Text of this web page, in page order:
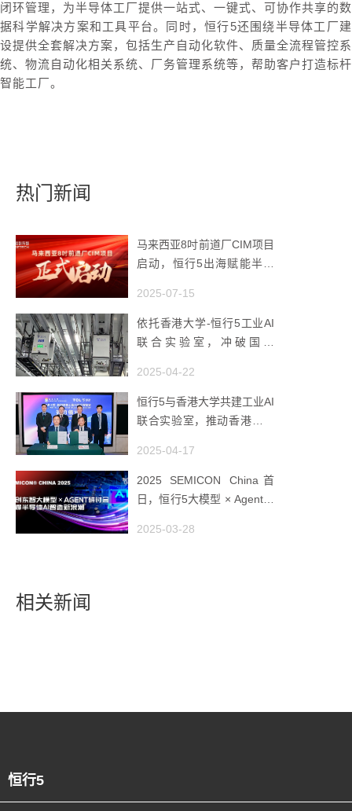
闭环管理，为半导体工厂提供一站式、一键式、可协作共享的数
据科学解决方案和工具平台。同时，恒行5还围绕半导体工厂建
设提供全套解决方案，包括生产自动化软件、质量全流程管控系
统、物流自动化相关系统、厂务管理系统等，帮助客户打造标杆
智能工厂。
热门新闻
马来西亚8吋前道厂CIM项目
启动，恒行5出海赋能半导
2025-07-15
依托香港大学-恒行5工业AI
联合实验室，冲破国产
2025-04-22
恒行5与香港大学共建工业AI
联合实验室，推动香港成为
2025-04-17
2025 SEMICON China首
日，恒行5大模型 × Agent研
潮
2025-03-28
相关新闻
恒行5